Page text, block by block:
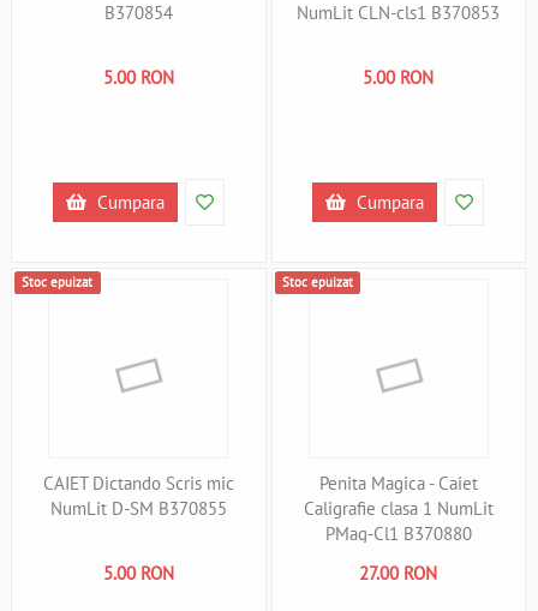
B370854
5.00 RON
Cumpara
NumLit CLN-cls1 B370853
5.00 RON
Cumpara
Stoc epuizat
CAIET Dictando Scris mic
NumLit D-SM B370855
5.00 RON
Stoc epuizat
Penita Magica - Caiet
Caligrafie clasa 1 NumLit
PMag-Cl1 B370880
27.00 RON